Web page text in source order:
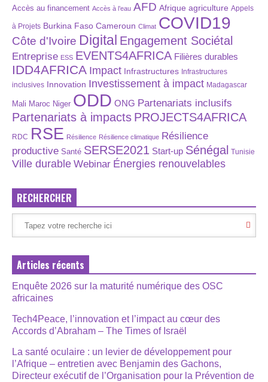
Accès au financement Accès à l’eau AFD Afrique agriculture Appels
à Projets Burkina Faso Cameroun Climat COVID19
Côte d'Ivoire Digital Engagement Sociétal
Entreprise ESS EVENTS4AFRICA Filières durables
IDD4AFRICA Impact Infrastructures Infrastructures
inclusives Innovation Investissement à impact Madagascar
Mali Maroc Niger ODD ONG Partenariats inclusifs
Partenariats à impacts PROJECTS4AFRICA
RDC RSE Résilience Résilience climatique Résilience
productive Santé SERSE2021 Start-up Sénégal Tunisie
Ville durable Webinar Énergies renouvelables
RECHERCHER
Articles récents
Enquête 2026 sur la maturité numérique des OSC
africaines
Tech4Peace, l’innovation et l’impact au cœur des
Accords d’Abraham – The Times of Israël
La santé oculaire : un levier de développement pour
l’Afrique – entretien avec Benjamin des Gachons,
Directeur exécutif de l’Organisation pour la Prévention de